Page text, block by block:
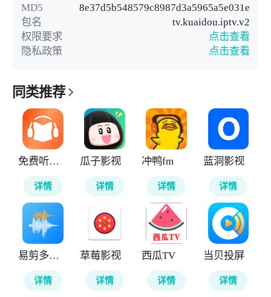
MD5
8e37d5b548579c8987d3a5965a5e031e
包名
tv.kuaidou.iptv.v2
权限要求
点击查看
隐私政策
点击查看
同类推荐
免费听书王
详情
瓜子影视
详情
冲鸭fm
详情
蓝洞影视
详情
易剪多轨版
详情
草莓影视
详情
西瓜TV
详情
当贝投屏
详情